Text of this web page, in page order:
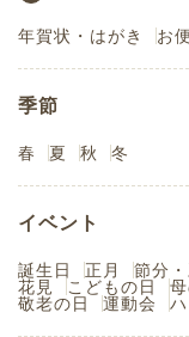
年賀状・はがき お
季節
春 夏 秋 冬
イベント
誕生日 正月 節分
花見
こどもの日
敬老の日
運動会